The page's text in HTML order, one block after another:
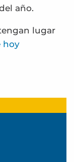
año.
lugar
hoy
Carnot